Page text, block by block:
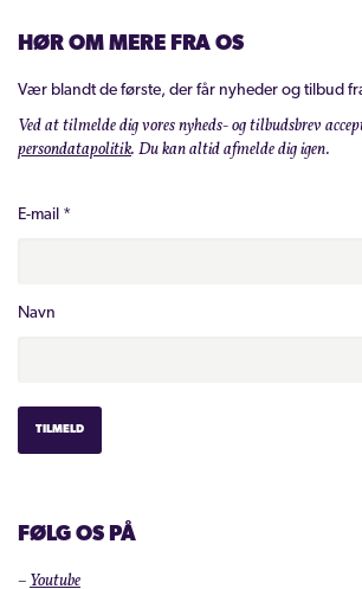
HØR OM MERE FRA OS
Vær blandt de første, der får nyheder og tilbud
Ved at tilmelde dig vores nyheds- og tilbudsbrev
persondatapolitik. Du kan altid afmelde dig igen.
E-mail *
Navn
FØLG OS PÅ
–Youtube